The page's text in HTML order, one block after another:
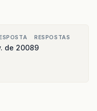
de 2008
RESPOSTAS
9